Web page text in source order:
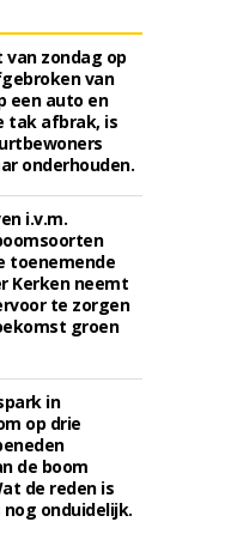
van zondag op
van
een auto en
tak afbrak, is
onderhouden.
i.v.m.
toenemende
Kerken neemt
te zorgen
groen
in
op drie
de boom
de reden is
onduidelijk.